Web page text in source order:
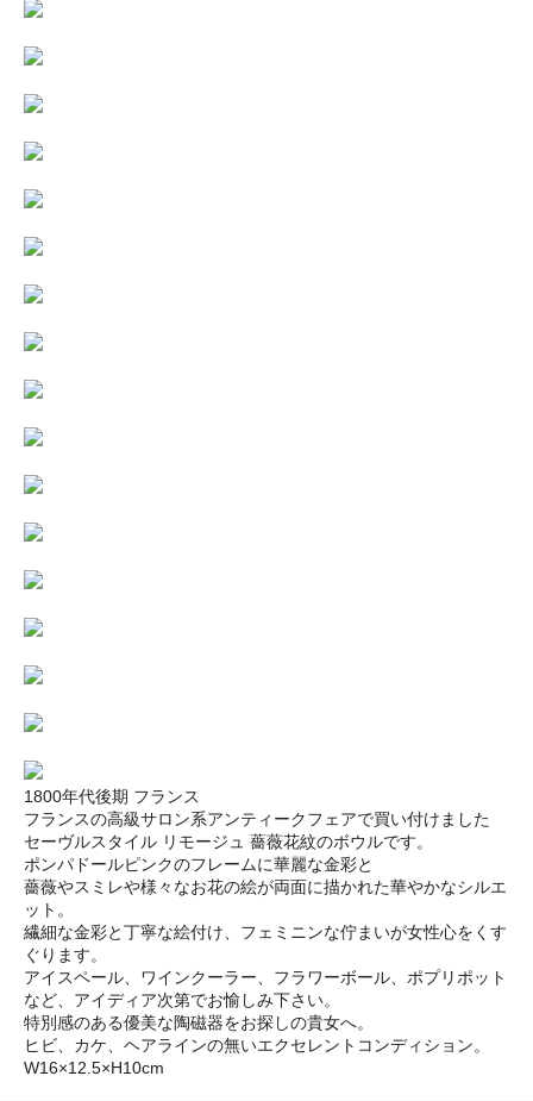
1800年代後期 フランス
フランスの高級サロン系アンティークフェアで買い付けました
セーヴルスタイル リモージュ 薔薇花紋のボウルです。
ポンパドールピンクのフレームに華麗な金彩と
薔薇やスミレや様々なお花の絵が両面に描かれた華やかなシルエ
ット。
繊細な金彩と丁寧な絵付け、フェミニンな佇まいが女性心をくす
ぐります。
アイスペール、ワインクーラー、フラワーボール、ポプリポット
など、アイディア次第でお愉しみ下さい。
特別感のある優美な陶磁器をお探しの貴女へ。
ヒビ、カケ、ヘアラインの無いエクセレントコンディション。
W16×12.5×H10cm